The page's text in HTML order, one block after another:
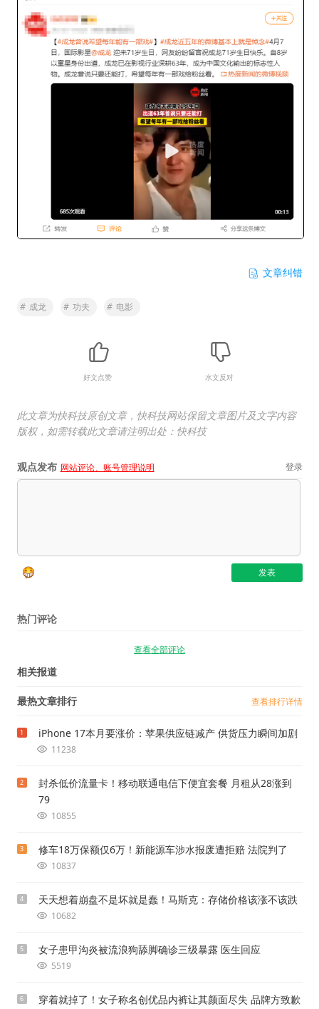
文章纠错
# 成龙 # 功夫 # 电影
好文点赞 水文反对
此文章为快科技原创文章，快科技网站保留文章图片及文字内容
版权，如需转载此文章请注明出处：快科技
观点发布 网站评论、账号管理说明 登录
热门评论
查看全部评论
相关报道
最热文章排行 查看排行详情
1 iPhone 17本月要涨价：苹果供应链减产 供货压力瞬间加剧
11238
2
封杀低价流量卡！移动联通电信下便宜套餐 月租从28涨到
79
10855
3 修车18万保额仅6万！新能源车涉水报废遭拒赔 法院判了
10837
4 天天想着崩盘不是坏就是蠢！马斯克：存储价格该涨不该跌
10682
5 女子患甲沟炎被流浪狗舔脚确诊三级暴露 医生回应
5519
6 穿着就掉了！女子称名创优品内裤让其颜面尽失 品牌方致歉